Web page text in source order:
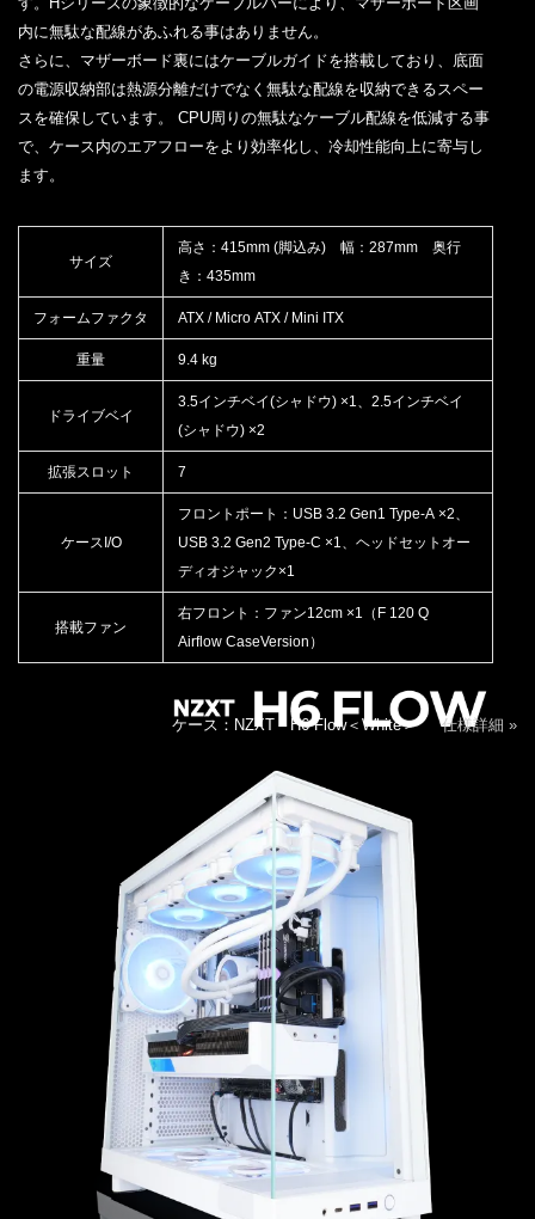
内に無駄な配線があふれる事はありません。
さらに、マザーボード裏にはケーブルガイドを搭載しており、底面
の電源収納部は熱源分離だけでなく無駄な配線を収納できるスペー
スを確保しています。 CPU周りの無駄なケーブル配線を低減する事
で、ケース内のエアフローをより効率化し、冷却性能向上に寄与し
ます。
サイズ
高さ：415mm (脚込み) 幅：287mm 奥行
き：435mm
フォームファクタ ATX / Micro ATX / Mini ITX
重量 9.4 kg
ドライブベイ
3.5インチベイ(シャドウ) ×1、2.5インチベイ
(シャドウ) ×2
拡張スロット 7
ケースI/O
フロントポート：USB 3.2 Gen1 Type-A ×2、
USB 3.2 Gen2 Type-C ×1、ヘッドセットオー
ディオジャック×1
搭載ファン
右フロント：ファン12cm ×1（F 120 Q
Airflow CaseVersion）
ケース：NZXT H6 Flow＜White＞仕様詳細 »